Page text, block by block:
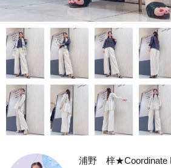
浦野 梓★Coordinate